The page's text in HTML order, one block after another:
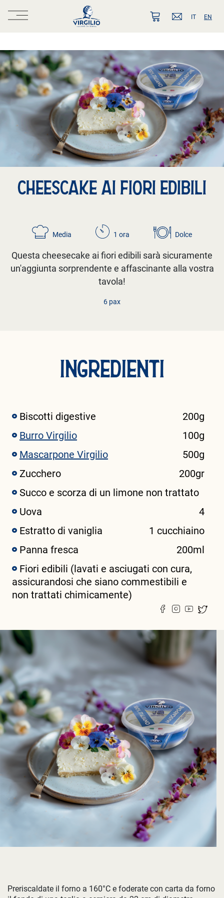
IT EN
CHEESCAKE AI FIORI EDIBILI
Media 1 ora Dolce
Questa cheesecake ai fiori edibili sarà sicuramente
un'aggiunta sorprendente e affascinante alla vostra
tavola!
6 pax
INGREDIENTI
Biscotti digestive
200g
Burro Virgilio
100g
Mascarpone Virgilio
500g
Zucchero
200gr
Succo e scorza di un limone non trattato
Uova
4
Estratto di vaniglia
1 cucchiaino
Panna fresca
200ml
Fiori edibili (lavati e asciugati con cura,
assicurandosi che siano commestibili e
non trattati chimicamente)
Preriscaldate il forno a 160°C e foderate con carta da forno